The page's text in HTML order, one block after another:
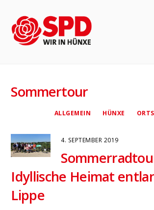
Sommertour
ALLGEMEIN HÜNXE
4. SEPTEMBER 2019
Idyllische Heimat
Lippe